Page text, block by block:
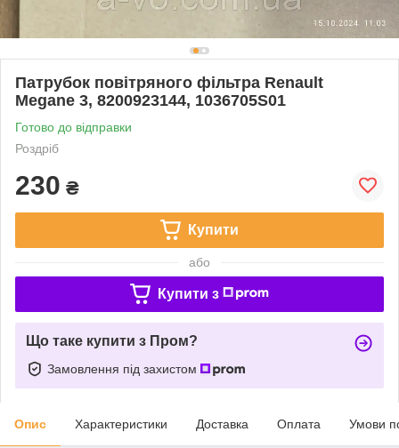
Патрубок повітряного фільтра Renault
Megane 3, 8200923144, 1036705S01
Готово до відправки
Роздріб
230 ₴
Купити
або
Купити з
Що таке купити з Пром?
Замовлення під захистом
Опис Характеристики Доставка Оплата Умови